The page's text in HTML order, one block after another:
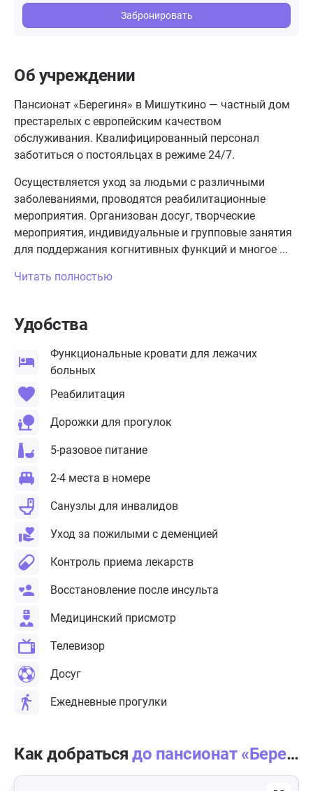
Забронировать
Об учреждении
Пансионат «Берегиня» в Мишуткино — частный дом
престарелых с европейским качеством
обслуживания. Квалифицированный персонал
заботиться о постояльцах в режиме 24/7.
Осуществляется уход за людьми с различными
заболеваниями, проводятся реабилитационные
мероприятия. Организован досуг, творческие
мероприятия, индивидуальные и групповые занятия
для поддержания когнитивных функций и многое ...
Читать полностью
Удобства
Функциональные кровати для лежачих
больных
Реабилитация
Дорожки для прогулок
5-разовое питание
2-4 места в номере
Санузлы для инвалидов
Уход за пожилыми с деменцией
Контроль приема лекарств
Восстановление после инсульта
Медицинский присмотр
Телевизор
Досуг
Ежедневные прогулки
Как добратьсядо пансионат «Берегиня» в Мишуткино